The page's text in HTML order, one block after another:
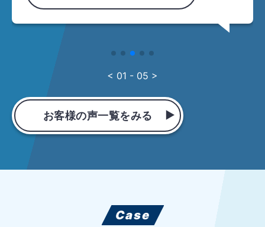
< 01 - 05 >
お客様の声一覧をみる
Case